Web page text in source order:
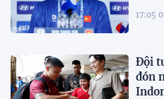
17:05
Đội
đón